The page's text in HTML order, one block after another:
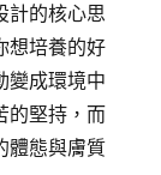
計的核心思
想培養的好
變成環境中
的堅持，而
體態與膚質